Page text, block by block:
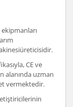
ekipmanları
CE ve
alanında uzman
vermektedir.